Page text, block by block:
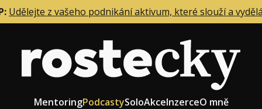
Udělejte z vašeho podnikání aktivum, které slouží a
MentoringPodcastySoloAkceInzerceO mně